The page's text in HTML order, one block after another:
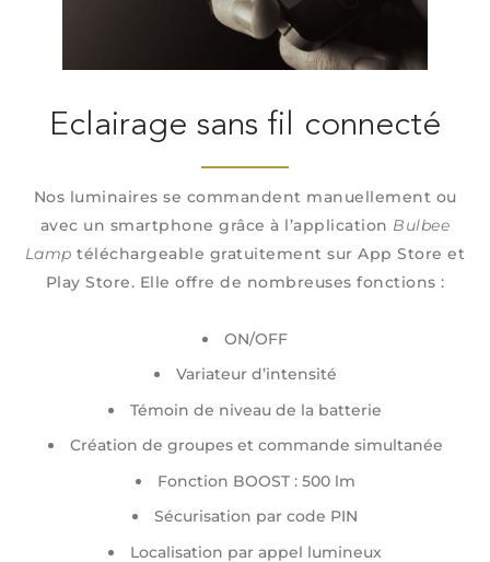
Eclairage sans fil connecté
Nos luminaires se commandent manuellement ou
avec un smartphone grâce à l’application Bulbee
Lamp téléchargeable gratuitement sur App Store et
Play Store. Elle offre de nombreuses fonctions :
ON/OFF
Variateur d’intensité
Témoin de niveau de la batterie
Création de groupes et commande simultanée
Fonction BOOST : 500 lm
Sécurisation par code PIN
Localisation par appel lumineux